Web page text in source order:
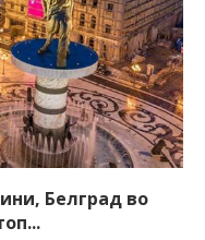
Белград во